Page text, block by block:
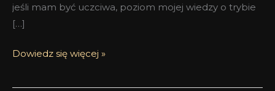
jeśli mam być uczciwa, poziom mojej wiedzy o trybie
[…]
Dowiedz się więcej »